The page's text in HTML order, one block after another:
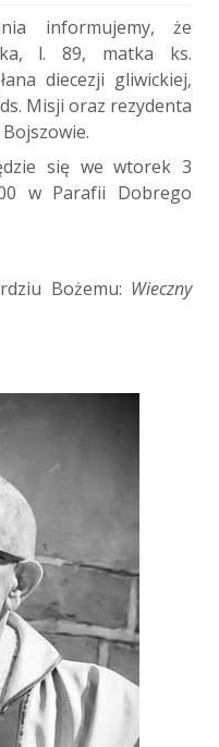
informujemy, że
l. 89, matka ks.
diecezji gliwickiej,
Misji oraz rezydenta
się we wtorek 3
w Parafii Dobrego
Bożemu: Wieczny